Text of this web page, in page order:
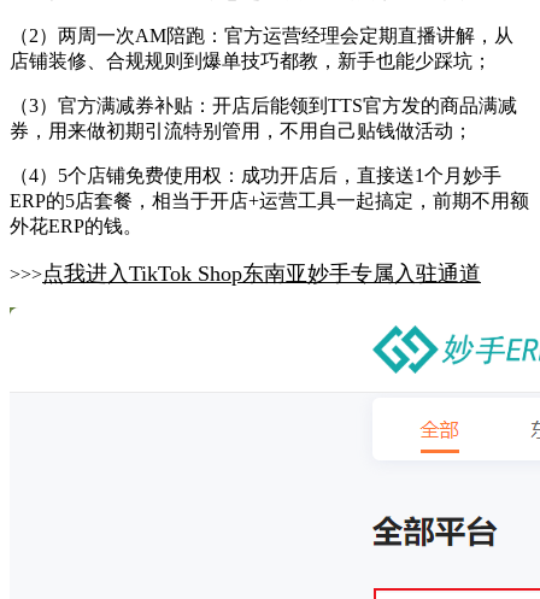
（2） 两周一次AM陪跑：官方运营经理会定期直播讲解，从
店铺装修、合规规则到爆单技巧都教，新手也能少踩坑；
（3） 官方满减券补贴：开店后能领到 TTS官方发的商品满减
券，用来做初期引流特别管用，不用自己贴钱做活动；
（4） 5个店铺免费使用权：成功开店后，直接送1个月妙手
ERP的5店套餐，相当于开店+运营工具一起搞定，前期不用额
外花ERP的钱。
>>>点我进入TikTok Shop东南亚妙手专属入驻通道